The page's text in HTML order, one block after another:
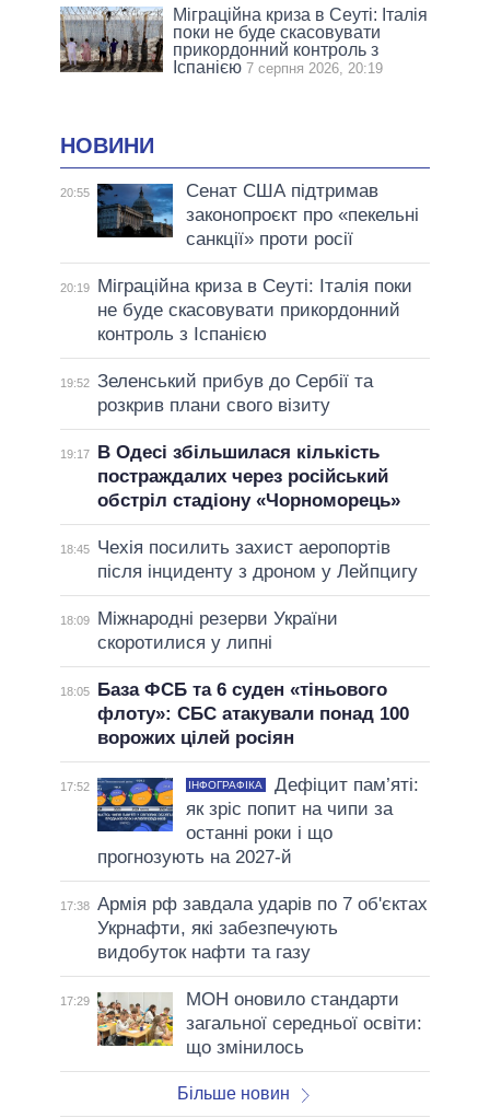
Міграційна криза в Сеуті: Італія
поки не буде скасовувати
прикордонний контроль з
Іспанією 7 серпня 2026, 20:19
НОВИНИ
20:55
Сенат США підтримав
законопроєкт про «пекельні
санкції» проти росії
20:19
Міграційна криза в Сеуті: Італія поки
не буде скасовувати прикордонний
контроль з Іспанією
19:52 Зеленський прибув до Сербії та
розкрив плани свого візиту
19:17
В Одесі збільшилася кількість
постраждалих через російський
обстріл стадіону «Чорноморець»
18:45
Чехія посилить захист аеропортів
після інциденту з дроном у Лейпцигу
18:09
Міжнародні резерви України
скоротилися у липні
18:05
База ФСБ та 6 суден «тіньового
флоту»: СБС атакували понад 100
ворожих цілей росіян
17:52 ІНФОГРАФІКА
Дефіцит пам’яті:
як зріс попит на чипи за
останні роки і що
прогнозують на 2027-й
17:38 Армія рф завдала ударів по 7 об'єктах
Укрнафти, які забезпечують
видобуток нафти та газу
17:29
МОН оновило стандарти
загальної середньої освіти:
що змінилось
Більше новин